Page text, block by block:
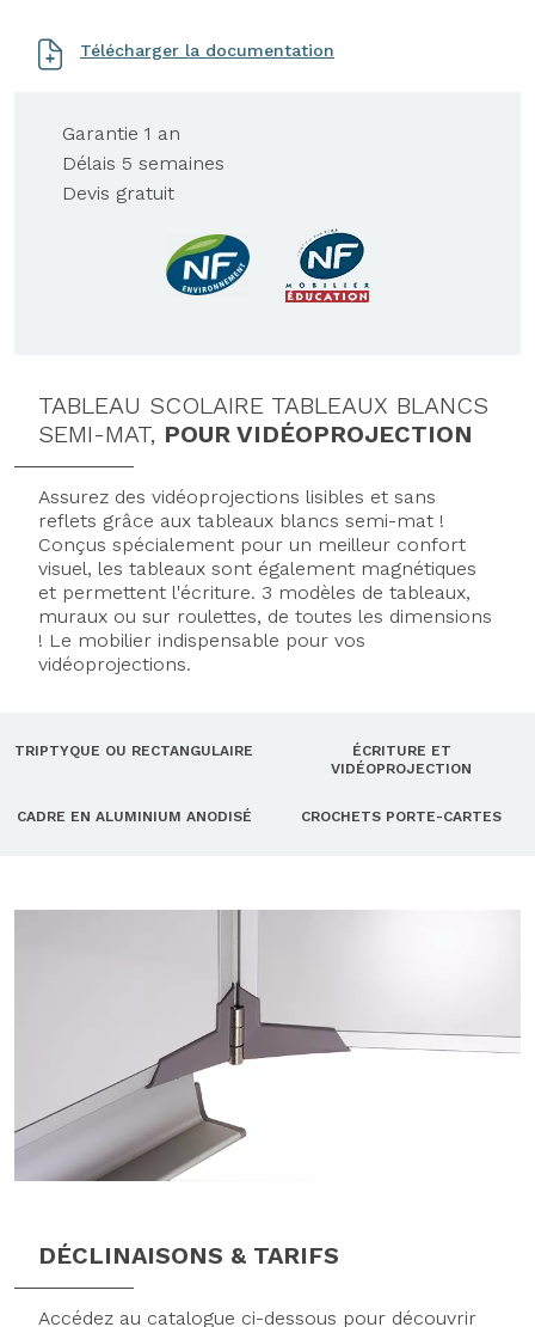
Télécharger la documentation
Garantie 1 an
Délais 5 semaines
Devis gratuit
TABLEAU SCOLAIRE TABLEAUX BLANCS
SEMI-MAT, POUR VIDÉOPROJECTION
Assurez des vidéoprojections lisibles et sans
reflets grâce aux tableaux blancs semi-mat !
Conçus spécialement pour un meilleur confort
visuel, les tableaux sont également magnétiques
et permettent l'écriture. 3 modèles de tableaux,
muraux ou sur roulettes, de toutes les dimensions
! Le mobilier indispensable pour vos
vidéoprojections.
TRIPTYQUE OU RECTANGULAIRE
ÉCRITURE ET
VIDÉOPROJECTION
CADRE EN ALUMINIUM ANODISÉ CROCHETS PORTE-CARTES
DÉCLINAISONS & TARIFS
Accédez au catalogue ci-dessous pour découvrir